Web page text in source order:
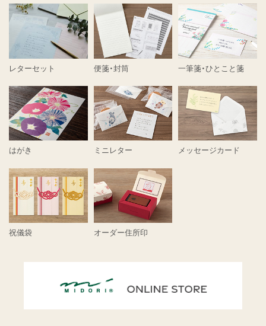
レターセット 便箋・封筒 一筆箋・ひとこと箋
はがき ミニレター メッセージカード
祝儀袋 オーダー住所印